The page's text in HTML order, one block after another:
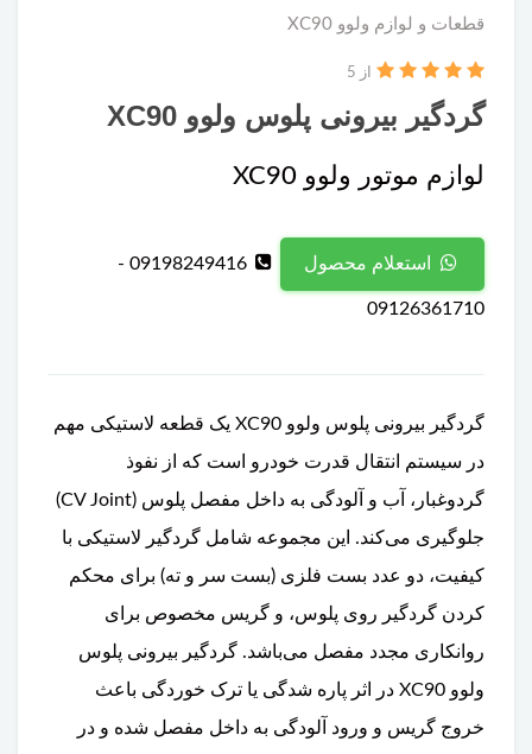
قطعات و لوازم ولوو XC90
گردگیر بیرونی پلوس ولوو XC90
از 5
لوازم موتور ولوو XC90
استعلام محصول 09198249416 -
09126361710
گردگیر بیرونی پلوس ولوو XC90 یک قطعه لاستیکی مهم
در سیستم انتقال قدرت خودرو است که از نفوذ
گردوغبار، آب و آلودگی به داخل مفصل پلوس (CV Joint)
جلوگیری می‌کند. این مجموعه شامل گردگیر لاستیکی با
کیفیت، دو عدد بست فلزی (بست سر و ته) برای محکم
کردن گردگیر روی پلوس، و گریس مخصوص برای
روانکاری مجدد مفصل می‌باشد. گردگیر بیرونی پلوس
ولوو XC90 در اثر پاره شدگی یا ترک خوردگی باعث
خروج گریس و ورود آلودگی به داخل مفصل شده و در